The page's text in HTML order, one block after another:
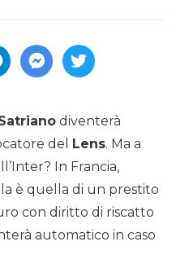
diventerà
del Lens. Ma a
In Francia,
è quella di un prestito
con diritto di riscatto
automatico in caso